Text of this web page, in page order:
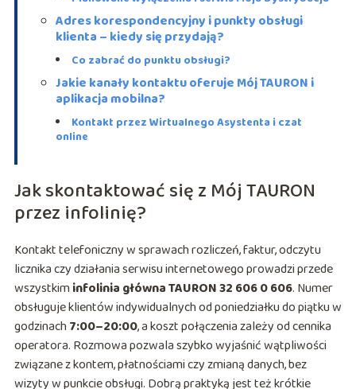
Adres korespondencyjny i punkty obsługi
klienta – kiedy się przydają?
Co zabrać do punktu obsługi?
Jakie kanały kontaktu oferuje Mój TAURON i
aplikacja mobilna?
Kontakt przez Wirtualnego Asystenta i czat
online
Jak skontaktować się z Mój TAURON
przez infolinię?
Kontakt telefoniczny w sprawach rozliczeń, faktur, odczytu
licznika czy działania serwisu internetowego prowadzi przede
wszystkiminfolinia główna TAURON 32 606 0 606. Numer
obsługuje klientów indywidualnych od poniedziałku do piątku w
godzinach7:00–20:00, a koszt połączenia zależy od cennika
operatora. Rozmowa pozwala szybko wyjaśnić wątpliwości
związane z kontem, płatnościami czy zmianą danych, bez
wizyty w punkcie obsługi. Dobrą praktyką jest też krótkie